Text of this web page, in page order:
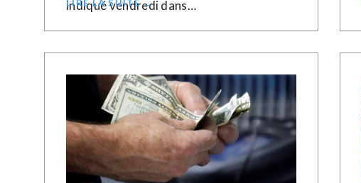
indiqué vendredi dans…
LIRE LA SUITE →